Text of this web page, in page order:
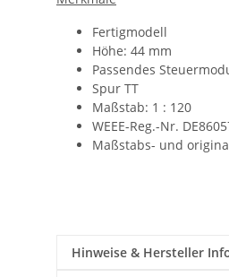
Fertigmodell
Höhe: 44 mm
Passendes
Spur TT
Maßstab: 1 : 120
WEEE-Reg.-Nr.
Maßstabs- und
Hinweise & Hersteller